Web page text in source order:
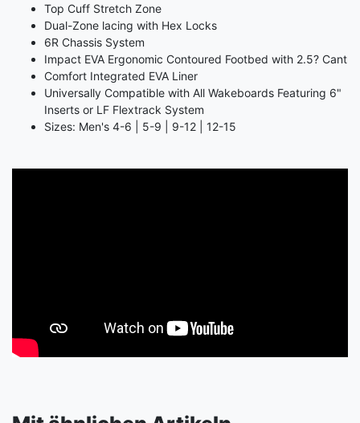
Top Cuff Stretch Zone
Dual-Zone lacing with Hex Locks
6R Chassis System
Impact EVA Ergonomic Contoured Footbed with 2.5? Cant
Comfort Integrated EVA Liner
Universally Compatible with All Wakeboards Featuring 6"
Inserts or LF Flextrack System
Sizes: Men's 4-6 | 5-9 | 9-12 | 12-15